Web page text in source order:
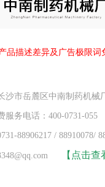
品描述差异及广告极限词
沙市岳麓区中南制药机械
服务电话：400-0731-055
88906217 / 88910078/
【点击